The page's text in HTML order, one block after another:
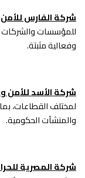
شركة الفارس
للمؤسسات والشركات
وفعالية مثبتة.
شركة الأسد للأمن
لمختلف القطاعات،
والمنشآت الحكومية.
شركة المصرية